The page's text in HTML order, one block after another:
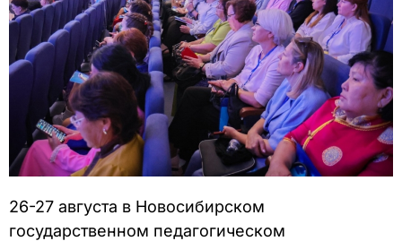
26-27 августа в Новосибирском
государственном педагогическом